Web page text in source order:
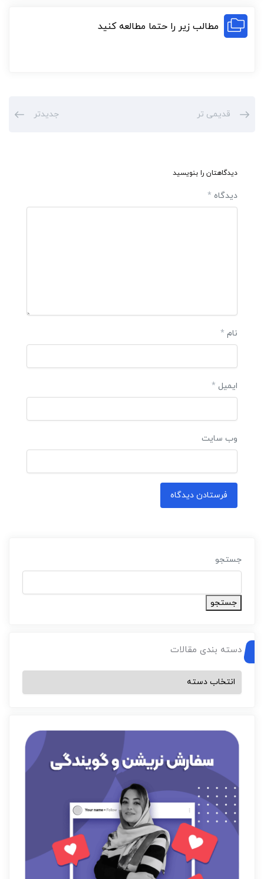
مطالب زیر را حتما مطالعه کنید
قدیمی تر جدیدتر
دیدگاهتان را بنویسید
دیدگاه *
نام *
ایمیل *
وب‌ سایت
جستجو
جستجو
دسته بندی مقالات